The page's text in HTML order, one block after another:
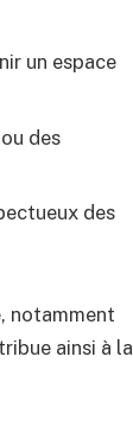
un espace
des
des
notamment
ainsi à la